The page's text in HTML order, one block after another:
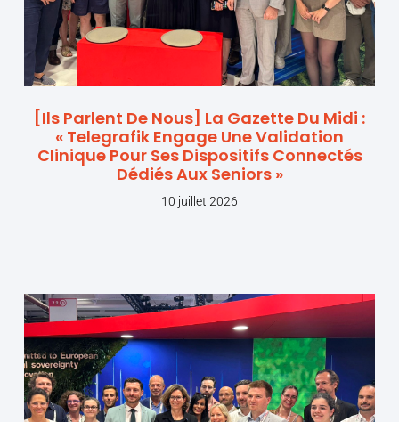
[Ils Parlent De Nous] La Gazette Du Midi :
« Telegrafik Engage Une Validation
Clinique Pour Ses Dispositifs Connectés
Dédiés Aux Seniors »
10 juillet 2026